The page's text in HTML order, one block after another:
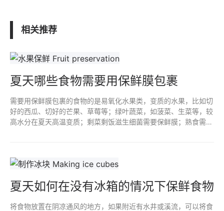
相关推荐
夏天哪些食物需要用保鲜膜包裹
需要用保鲜膜包裹的食物的是易氧化水果类，变质的水果，比如切
好的西瓜、切好的芒果、草莓等；绿叶蔬菜，如菠菜、生菜等，较
高水分在夏天高温变质；剩菜剩饭滋生细菌需要保鲜膜；熟食需要
夏天如何在没有冰箱的情况下保鲜食物
将食物放置在阴凉通风的地方，如果附近有水井或溪流，可以将食